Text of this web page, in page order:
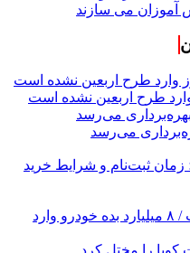
آموزان می سازند
می‌رسد
ثبت‌نام و شرایط خرید
کاسبی خارج‌نشین‌ها با سهمیه اقامت / ۸ میلیارد بده خودرو وارد